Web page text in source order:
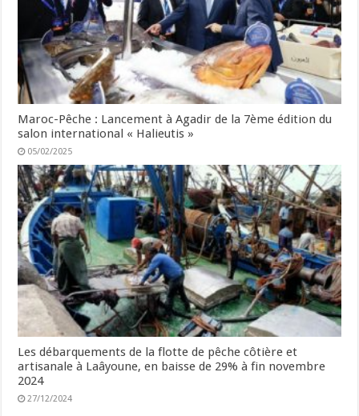
Maroc-Pêche : Lancement à Agadir de la 7ème édition du
salon international « Halieutis »
05/02/2025
Les débarquements de la flotte de pêche côtière et
artisanale à Laâyoune, en baisse de 29% à fin novembre
2024
27/12/2024